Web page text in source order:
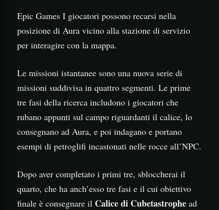
Epic Games I giocatori possono recarsi nella
posizione di Aura vicino alla stazione di servizio
per interagire con la mappa.
Le missioni istantanee sono una nuova serie di
missioni suddivisa in quattro segmenti. Le prime
tre fasi della ricerca includono i giocatori che
rubano appunti sul campo riguardanti il calice, lo
consegnano ad Aura, e poi indagano e portano
esempi di petroglifi incastonati nelle rocce all’NPC.
Dopo aver completato i primi tre, sbloccherai il
quarto, che ha anch’esso tre fasi e il cui obiettivo
finale è consegnare il Calice di Cubetastrophe ad